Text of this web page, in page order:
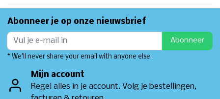
Abonneer je op onze nieuwsbrief
Abonneer
* We'll never share your email with anyone else.
Mijn account
Regel alles in je account. Volg je bestellingen,